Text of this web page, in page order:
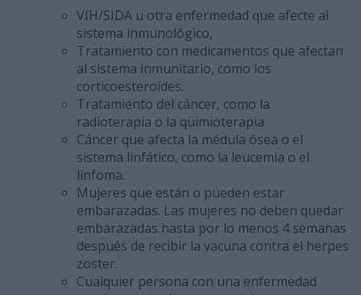
VIH/SIDA u otra enfermedad que afecte al
sistema inmunológico,
Tratamiento con medicamentos que afectan
al sistema inmunitario, como los
corticoesteroides.
Tratamiento del cáncer, como la
radioterapia o la quimioterapia
Cáncer que afecta la médula ósea o el
sistema linfático, como la leucemia o el
linfoma.
Mujeres que están o pueden estar
embarazadas. Las mujeres no deben quedar
embarazadas hasta por lo menos 4 semanas
después de recibir la vacuna contra el herpes
zoster.
Cualquier persona con una enfermedad